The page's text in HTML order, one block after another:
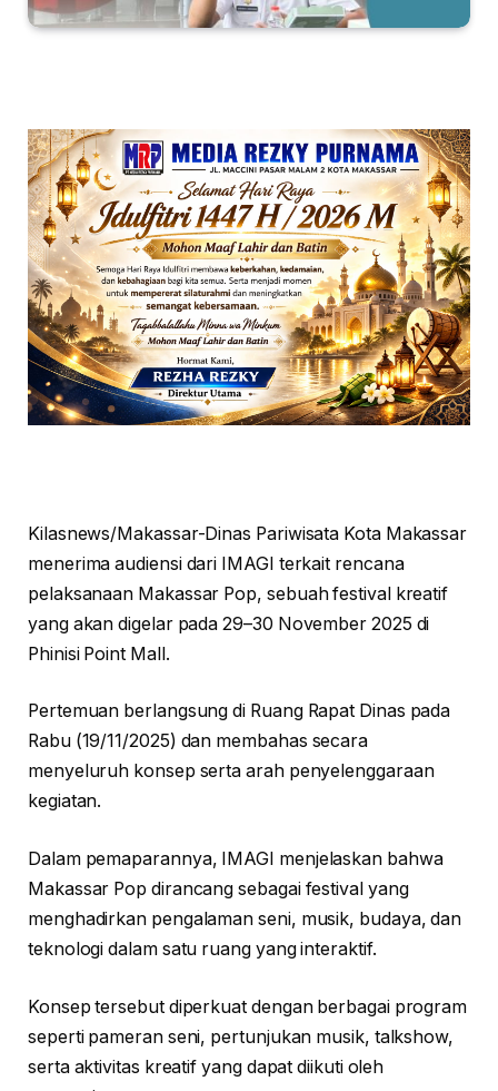
Kilasnews/Makassar-Dinas Pariwisata Kota Makassar
menerima audiensi dari IMAGI terkait rencana
pelaksanaan Makassar Pop, sebuah festival kreatif
yang akan digelar pada 29–30 November 2025 di
Phinisi Point Mall.
Pertemuan berlangsung di Ruang Rapat Dinas pada
Rabu (19/11/2025) dan membahas secara
menyeluruh konsep serta arah penyelenggaraan
kegiatan.
Dalam pemaparannya, IMAGI menjelaskan bahwa
Makassar Pop dirancang sebagai festival yang
menghadirkan pengalaman seni, musik, budaya, dan
teknologi dalam satu ruang yang interaktif.
Konsep tersebut diperkuat dengan berbagai program
seperti pameran seni, pertunjukan musik, talkshow,
serta aktivitas kreatif yang dapat diikuti oleh